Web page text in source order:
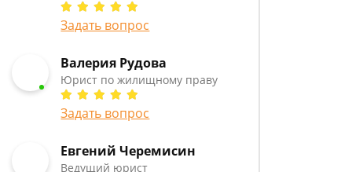
Задать вопрос
Валерия Рудова
Юрист по жилищному праву
Задать вопрос
Евгений Черемисин
Ведущий юрист